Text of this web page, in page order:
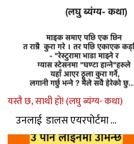
यस्तै छ, साथी हो! (लघु ब्यंग्य- कथा)
उनलाई डालस एयरपोर्टमा ...